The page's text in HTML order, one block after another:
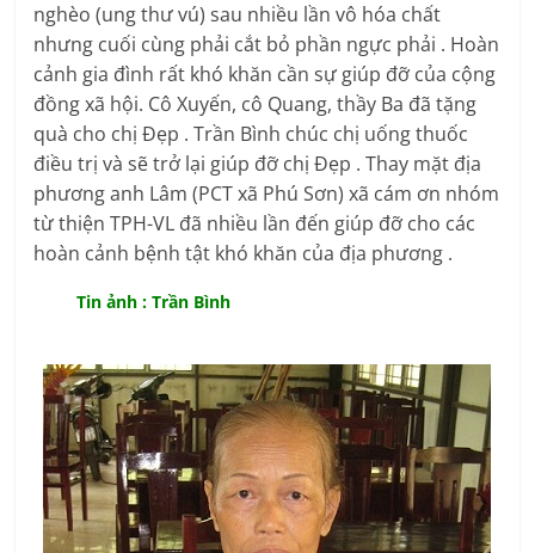
nghèo (ung thư vú) sau nhiều lần vô hóa chất
nhưng cuối cùng phải cắt bỏ phần ngực phải . Hoàn
cảnh gia đình rất khó khăn cần sự giúp đỡ của cộng
đồng xã hội. Cô Xuyến, cô Quang, thầy Ba đã tặng
quà cho chị Đẹp . Trần Bình chúc chị uống thuốc
điều trị và sẽ trở lại giúp đỡ chị Đẹp . Thay mặt địa
phương anh Lâm (PCT xã Phú Sơn) xã cám ơn nhóm
từ thiện TPH-VL đã nhiều lần đến giúp đỡ cho các
hoàn cảnh bệnh tật khó khăn của địa phương .
Tin ảnh : Trần Bình